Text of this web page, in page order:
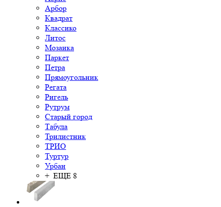
Арбор
Квадрат
Классико
Литос
Мозаика
Паркет
Петра
Прямоугольник
Регата
Ригель
Рутрум
Старый город
Табула
Трилистник
ТРИО
Туртур
Урбан
+ ЕЩЕ 8